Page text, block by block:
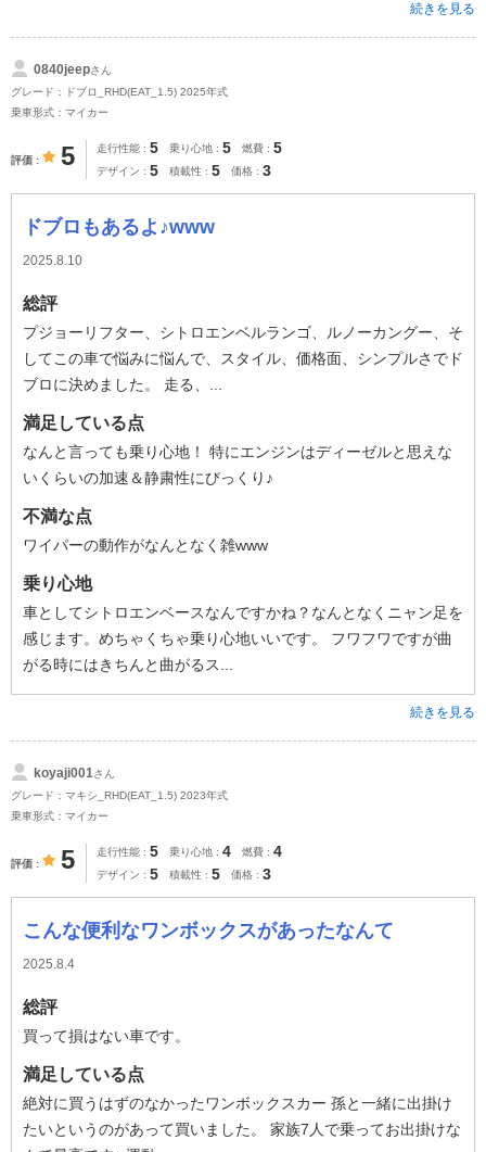
続きを見る
0840jeepさん
グレード：ドブロ_RHD(EAT_1.5) 2025年式
乗車形式：マイカー
評価 5 走行性能 5 乗り心地 5 燃費 5
デザイン 5 積載性 5 価格 3
ドブロもあるよ♪www
2025.8.10
総評
プジョーリフター、シトロエンベルランゴ、ルノーカングー、そ
してこの車で悩みに悩んで、スタイル、価格面、シンプルさでド
ブロに決めました。 走る、...
満足している点
なんと言っても乗り心地！ 特にエンジンはディーゼルと思えな
いくらいの加速＆静粛性にびっくり♪
不満な点
ワイパーの動作がなんとなく雑www
乗り心地
車としてシトロエンベースなんですかね？なんとなくニャン足を
感じます。めちゃくちゃ乗り心地いいです。 フワフワですが曲
がる時にはきちんと曲がるス...
続きを見る
koyaji001さん
グレード：マキシ_RHD(EAT_1.5) 2023年式
乗車形式：マイカー
評価 5 走行性能 5 乗り心地 4 燃費 4
デザイン 5 積載性 5 価格 3
こんな便利なワンボックスがあったなんて
2025.8.4
総評
買って損はない車です。
満足している点
絶対に買うはずのなかったワンボックスカー 孫と一緒に出掛け
たいというのがあって買いました。 家族7人で乗ってお出掛けな